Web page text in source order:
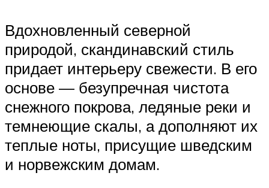
Вдохновленный северной
природой, скандинавский стиль
придает интерьеру свежести. В его
основе — безупречная чистота
снежного покрова, ледяные реки и
темнеющие скалы, а дополняют их
теплые ноты, присущие шведским
и норвежским домам.